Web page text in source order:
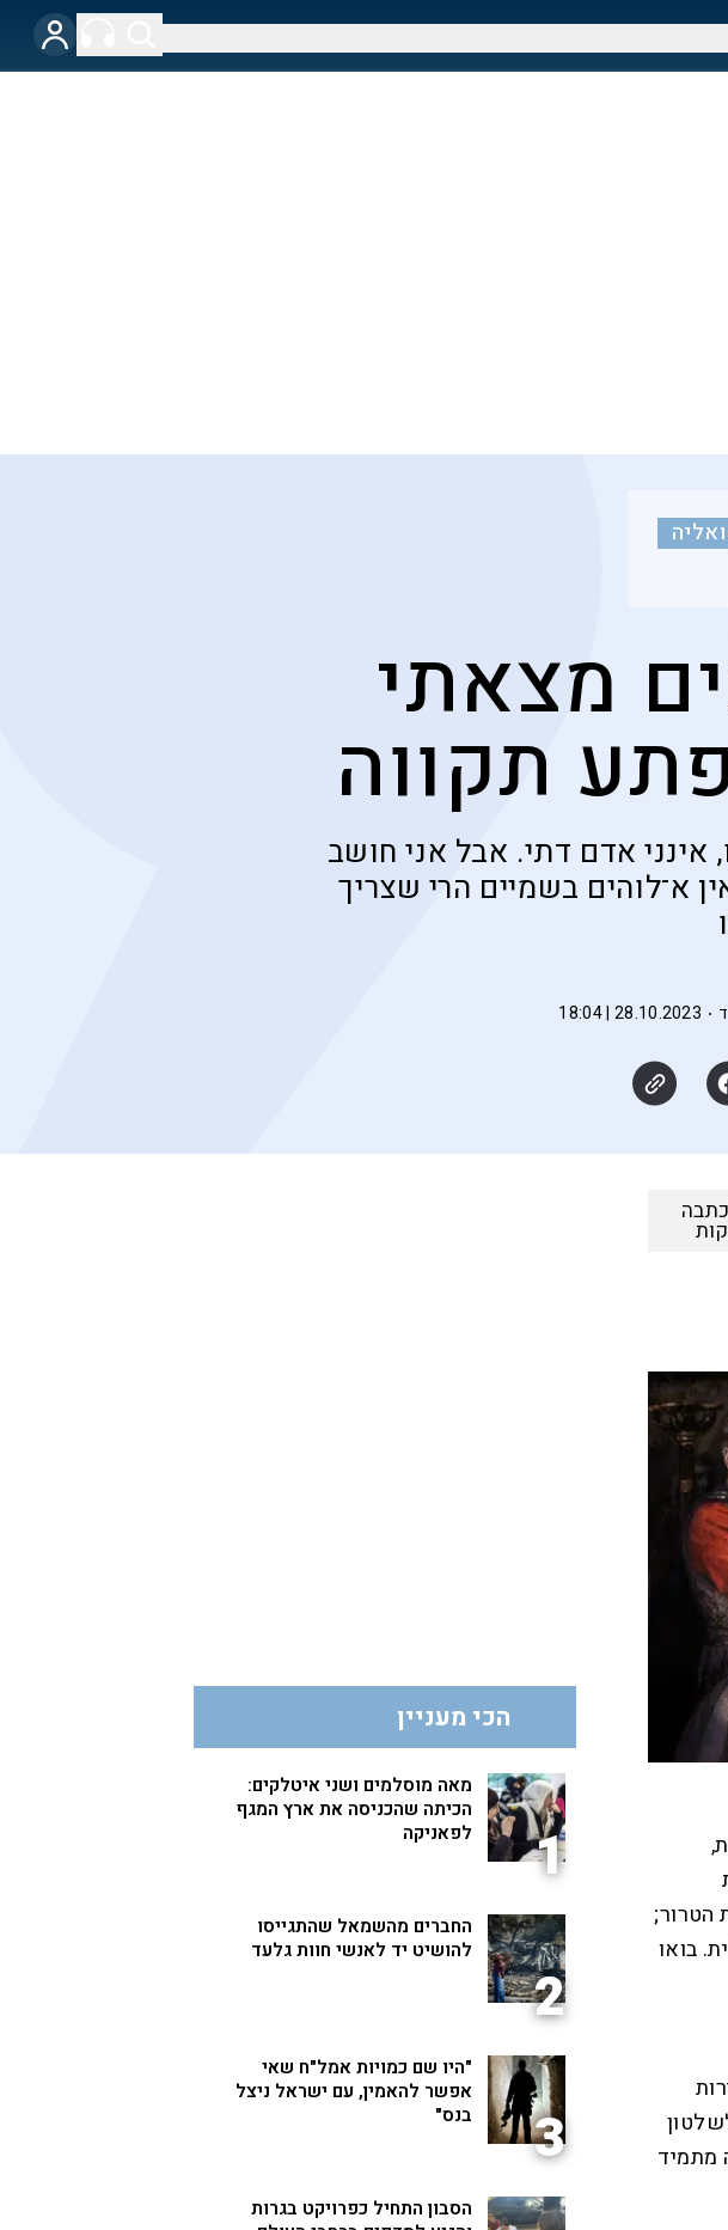
מצאתי
תקווה
אינני אדם דתי. אבל אני חושב
א־לוהים בשמיים הרי שצריך
28.10.2023 | 18:04
הטרור;
בואו
מתמיד
הכי מעניין
1
מאה מוסלמים ושני איטלקים:
הכיתה שהכניסה את ארץ המגף
לפאניקה
2
החברים מהשמאל שהתגייסו
להושיט יד לאנשי חוות גלעד
3
"היו שם כמויות אמל"ח שאי
אפשר להאמין, עם ישראל ניצל
בנס"
הסבון התחיל כפרויקט בגרות